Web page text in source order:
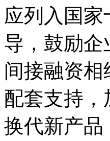
应列入国
导，鼓励
间接融资
配套支持
换代新产品